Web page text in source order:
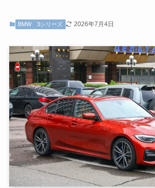
BMW 3シリーズ 2026年7月4日